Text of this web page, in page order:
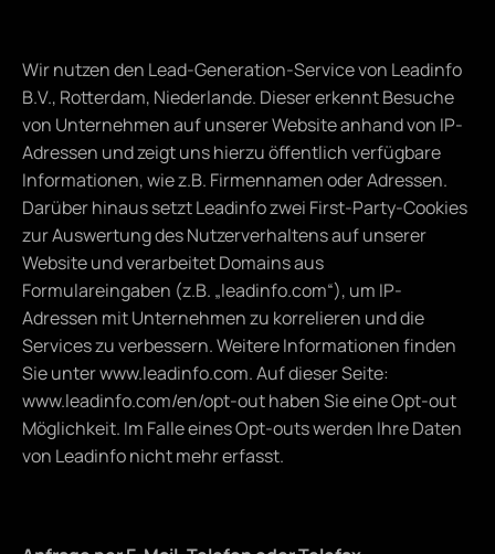
Wir nutzen den Lead-Generation-Service von Leadinfo
B.V., Rotterdam, Niederlande. Dieser erkennt Besuche
von Unternehmen auf unserer Website anhand von IP-
Adressen und zeigt uns hierzu öffentlich verfügbare
Informationen, wie z.B. Firmennamen oder Adressen.
Darüber hinaus setzt Leadinfo zwei First-Party-Cookies
zur Auswertung des Nutzerverhaltens auf unserer
Website und verarbeitet Domains aus
Formulareingaben (z.B. „leadinfo.com“), um IP-
Adressen mit Unternehmen zu korrelieren und die
Services zu verbessern. Weitere Informationen finden
Sie unter www.leadinfo.com
www.leadinfo.com/en/opt-out haben Sie eine Opt-out
Möglichkeit. Im Falle eines Opt-outs werden Ihre Daten
von Leadinfo nicht mehr erfasst.